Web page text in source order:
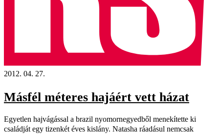
2012. 04. 27.
Másfél méteres hajáért vett házat
Egyetlen hajvágással a brazil nyomornegyedből menekítette ki
családját egy tizenkét éves kislány. Natasha ráadásul nemcsak